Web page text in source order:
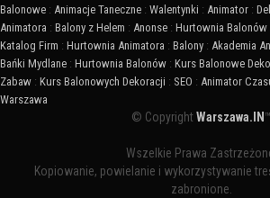
Balonowe : Animacje Taneczne : Walentynki : Animator :
Animatora : Balony z Helem : Anonse : Hurtownia Balonów
Katalog Firm : Hurtownia Animatora : Balony : Akademia
Bańki Mydlane : Hurtownia Balonów : Kurs Balonowe
Zabaw : Kurs Balonowych Dekoracji : SEO : Animator
Warszawa
© CopyrightWarszawa.IN ™
Wszelkie Prawa
Kopiowanie, powielanie i wykorzystywanie
zabronione.